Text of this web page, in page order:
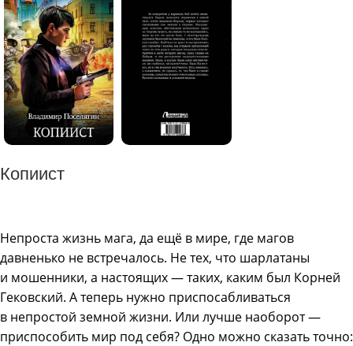
Копиист
Непроста жизнь мага, да ещё в мире, где магов
давненько не встречалось. Не тех, что шарлатаны
и мошенники, а настоящих — таких, каким был Корней
Гековский. А теперь нужно приспосабливаться
в непростой земной жизни. Или лучше наоборот —
приспособить мир под себя? Одно можно сказать точно: